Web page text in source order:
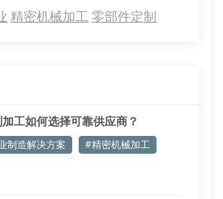
精密机械加工 零部件定制
工如何选择可靠供应商？
制造解决方案 #精密机械加工